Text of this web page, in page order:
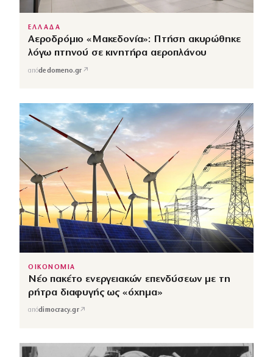
ΕΛΛΑΔΑ
Αεροδρόμιο «Μακεδονία»: Πτήση ακυρώθηκε
λόγω πτηνού σε κινητήρα αεροπλάνου
απόdedomeno.gr ↗
ΟΙΚΟΝΟΜΙΑ
Νέο πακέτο ενεργειακών επενδύσεων με τη
ρήτρα διαφυγής ως «όχημα»
απόdimocracy.gr↗